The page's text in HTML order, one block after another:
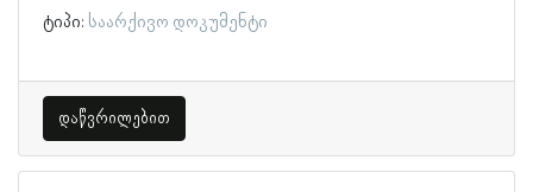
ტიპი: საარქივო დოკუმენტი
დაწვრილებით